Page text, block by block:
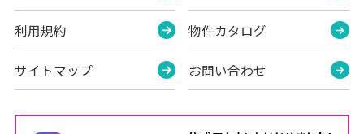
利用規約
サイトマップ
物件カタログ
お問い合わせ